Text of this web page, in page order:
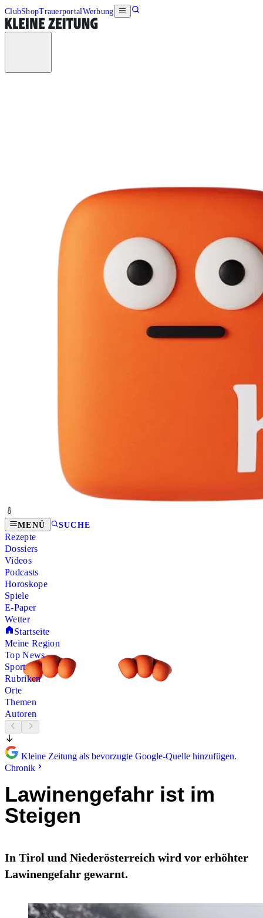
ClubShopTrauerportalWerbung
MENÜ SUCHE
Rezepte
Dossiers
Videos
Podcasts
Horoskope
Spiele
E-Paper
Wetter
Startseite
Meine Region
Top News
Sport
Rubriken
Orte
Themen
Autoren
Kleine Zeitung als bevorzugte Google-Quelle hinzufügen.
Chronik
Lawinengefahr ist im
Steigen
In Tirol und Niederösterreich wird vor erhöhter
Lawinengefahr gewarnt.